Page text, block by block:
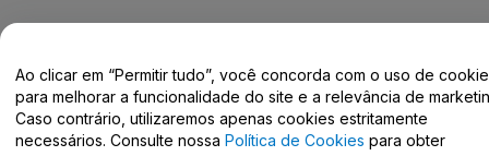
Centro de Ajuda / Fale Conosco
Ao clicar em “Permitir tudo”, você concorda com o uso de
para melhorar a funcionalidade do site e a relevância de
Caso contrário, utilizaremos apenas cookies estritamente
necessários. Consulte nossa Política de Cookies para obter